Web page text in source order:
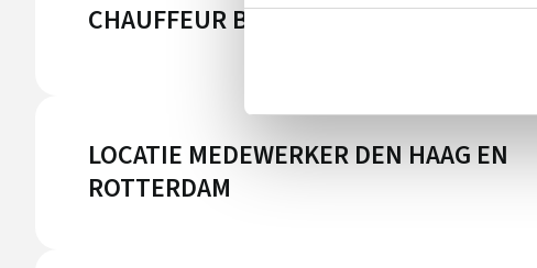
CHAUFFEUR BIJ AUTORESET
LOCATIE MEDEWERKER DEN HAAG EN
ROTTERDAM